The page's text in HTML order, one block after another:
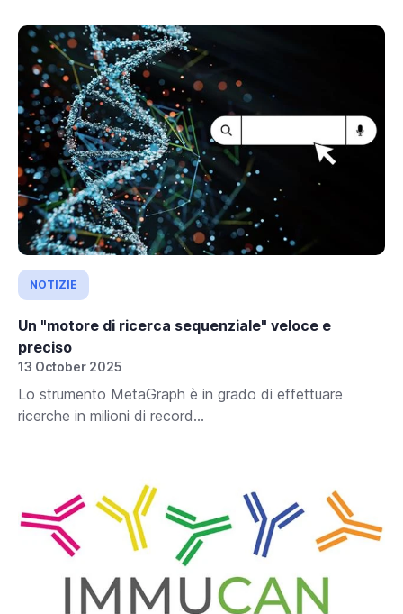
NOTIZIE
Un "motore di ricerca sequenziale" veloce e
preciso
13 October 2025
Lo strumento MetaGraph è in grado di effettuare
ricerche in milioni di record...